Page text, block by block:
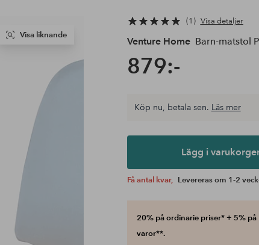
Visa liknande
1 Visa detaljer
Venture Home Barn-matstol
879:-
Köp nu, betala sen. Läs mer
Lägg i
Få antal kvar, Levereras om 1-2
20% på ordinarie priser* + 5% på
varor**.